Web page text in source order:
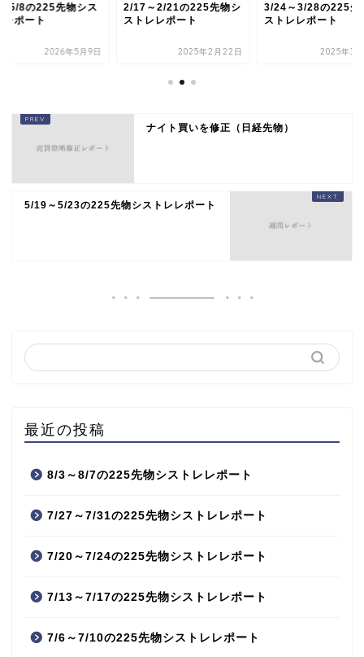
5/8の225先物シス
レポート
2026年5月9日
2/17～2/21の225先物シ
ストレレポート
2025年2月22日
3/24～3/28の225先
ストレレポート
2025年3
ナイト買いを修正（日経先物）
5/19～5/23の225先物シストレレポート
最近の投稿
8/3～8/7の225先物シストレレポート
7/27～7/31の225先物シストレレポート
7/20～7/24の225先物シストレレポート
7/13～7/17の225先物シストレレポート
7/6～7/10の225先物シストレレポート